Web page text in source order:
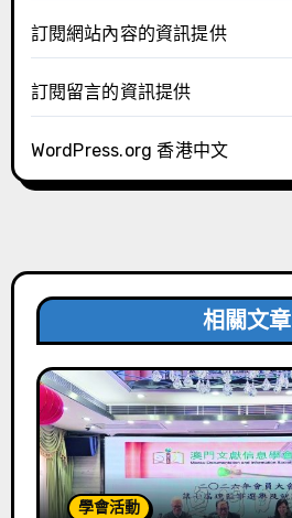
訂閱網站內容的資訊提供
訂閱留言的資訊提供
WordPress.org 香港中文
相關文章
學會活動